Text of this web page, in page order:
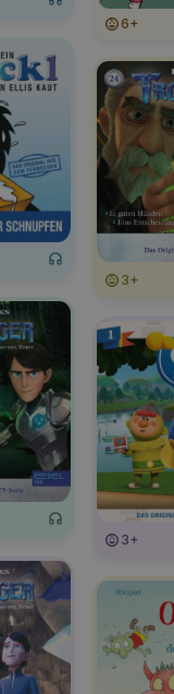
6+
3+
3+